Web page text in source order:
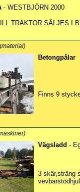
- WESTBJÖRN 2000
TRAKTOR SÄLJES I
Betongpålar
Finns 9
Vägsladd -
3 skär,sträng